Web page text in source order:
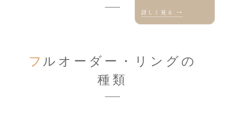
詳しく見る →
フ ルオーダー・リングの
種類